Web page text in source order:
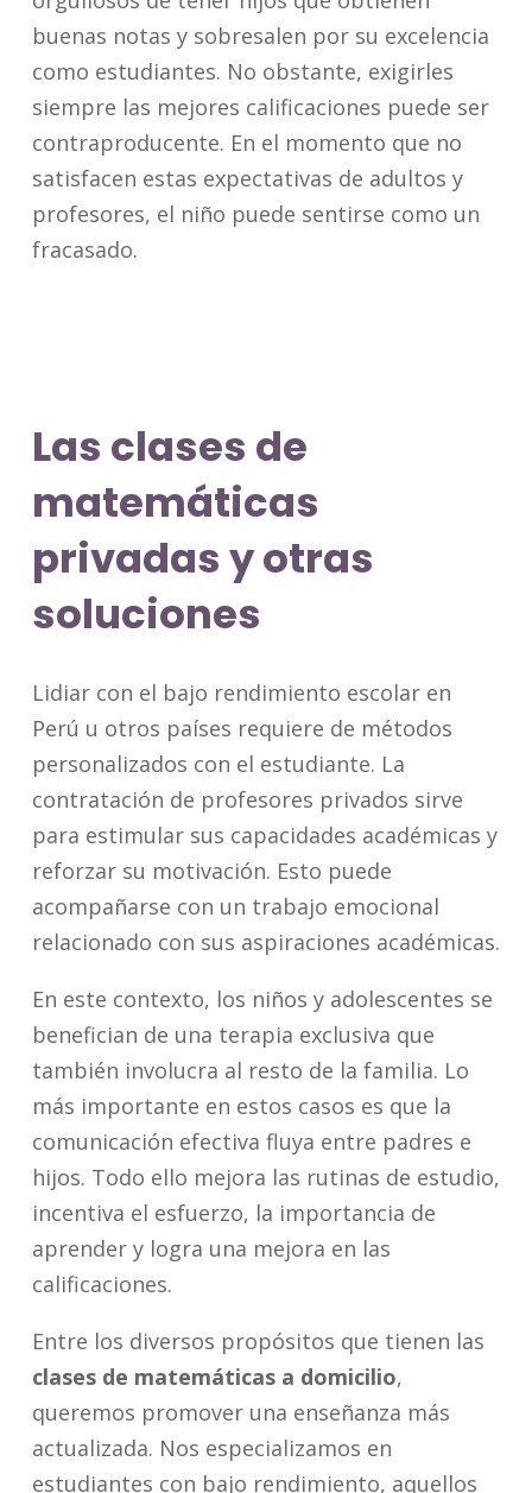
buenas notas y sobresalen por su excelencia
como estudiantes. No obstante, exigirles
siempre las mejores calificaciones puede ser
contraproducente. En el momento que no
satisfacen estas expectativas de adultos y
profesores, el niño puede sentirse como un
fracasado.
Las clases de
matemáticas
privadas y otras
soluciones
Lidiar con el bajo rendimiento escolar en
Perú u otros países requiere de métodos
personalizados con el estudiante. La
contratación de profesores privados sirve
para estimular sus capacidades académicas y
reforzar su motivación. Esto puede
acompañarse con un trabajo emocional
relacionado con sus aspiraciones académicas.
En este contexto, los niños y adolescentes se
benefician de una terapia exclusiva que
también involucra al resto de la familia. Lo
más importante en estos casos es que la
comunicación efectiva fluya entre padres e
hijos. Todo ello mejora las rutinas de estudio,
incentiva el esfuerzo, la importancia de
aprender y logra una mejora en las
calificaciones.
Entre los diversos propósitos que tienen las
clases de matemáticas a domicilio,
queremos promover una enseñanza más
actualizada. Nos especializamos en
estudiantes con bajo rendimiento, aquellos